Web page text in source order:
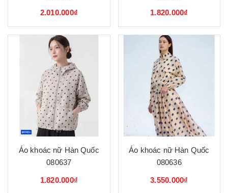
2.010.000₫ 1.820.000₫
Áo khoác nữ Hàn Quốc
080637
1.820.000₫
Áo khoác nữ Hàn Quốc
080636
3.550.000₫